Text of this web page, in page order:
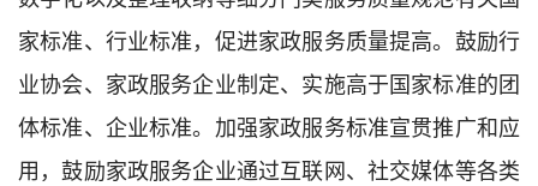
家标准、行业标准，促进家政服务质量提高。鼓励行
业协会、家政服务企业制定、实施高于国家标准的团
体标准、企业标准。加强家政服务标准宣贯推广和应
用，鼓励家政服务企业通过互联网、社交媒体等各类